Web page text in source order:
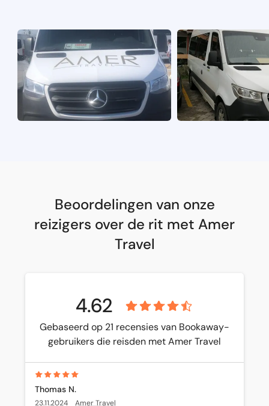
Beoordelingen van onze
reizigers over de rit met Amer
Travel
4.62
Gebaseerd op 21 recensies van Bookaway-
gebruikers die reisden met Amer Travel
Thomas N.
23.11.2024 Amer Travel